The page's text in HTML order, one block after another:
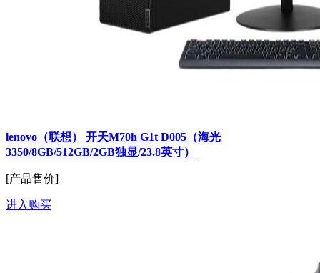
lenovo（联想） 开天M70h G1t D005（海光
3350/8GB/512GB/2GB独显/23.8英寸）
[产品售价]
进入购买